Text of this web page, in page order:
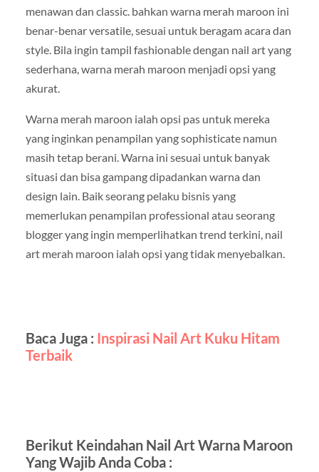
menawan dan classic. bahkan warna merah maroon ini
benar-benar versatile, sesuai untuk beragam acara dan
style. Bila ingin tampil fashionable dengan nail art yang
sederhana, warna merah maroon menjadi opsi yang
akurat.
Warna merah maroon ialah opsi pas untuk mereka
yang inginkan penampilan yang sophisticate namun
masih tetap berani. Warna ini sesuai untuk banyak
situasi dan bisa gampang dipadankan warna dan
design lain. Baik seorang pelaku bisnis yang
memerlukan penampilan professional atau seorang
blogger yang ingin memperlihatkan trend terkini, nail
art merah maroon ialah opsi yang tidak menyebalkan.
Baca Juga : Inspirasi Nail Art Kuku Hitam
Terbaik
Berikut Keindahan Nail Art Warna Maroon
Yang Wajib Anda Coba :